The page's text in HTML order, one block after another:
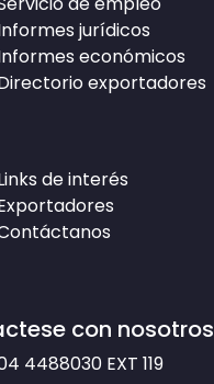
jurídicos
económicos
exportadores
de interés
con nosotros
4488030 EXT 119